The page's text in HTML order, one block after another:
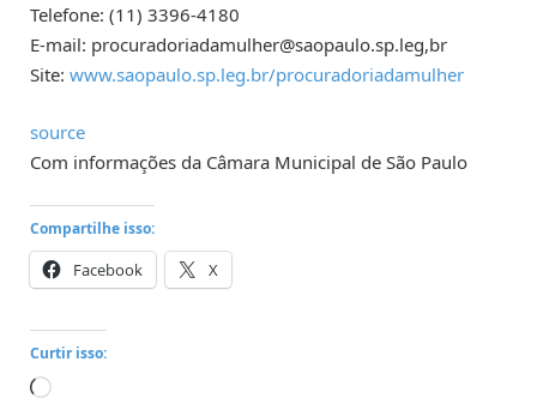
Telefone: (11) 3396-4180
E-mail: procuradoriadamulher@saopaulo.sp.leg,br
Site: www.saopaulo.sp.leg.br/procuradoriadamulher
source
Com informações da Câmara Municipal de São Paulo
Compartilhe isso:
Facebook X
Curtir isso:
Carregando...